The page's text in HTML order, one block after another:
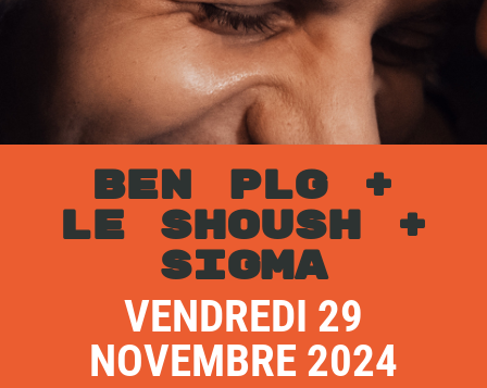
BEN PLG +
LE SHOUSH +
SIGMA
VENDREDI 29
NOVEMBRE 2024